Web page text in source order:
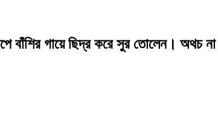
বাঁশির গায়ে ছিদ্র করে সুর তোলেন। অথচ